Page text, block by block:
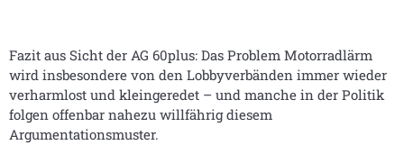
Fazit aus Sicht der AG 60plus: Das Problem Motorradlärm
wird insbesondere von den Lobbyverbänden immer wieder
verharmlost und kleingeredet – und manche in der Politik
folgen offenbar nahezu willfährig diesem
Argumentationsmuster.